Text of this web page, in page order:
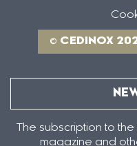
© CEDINOX
The subscription to
magazine and